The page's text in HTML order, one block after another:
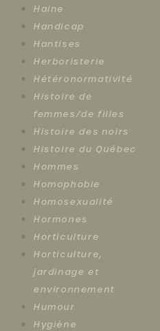
Haine
Handicap
Hantises
Herboristerie
Hétéronormativité
Histoire de
femmes/de filles
Histoire des noirs
Histoire du Québec
Hommes
Homophobie
Homosexualité
Hormones
Horticulture
Horticulture,
jardinage et
environnement
Humour
Hygiène